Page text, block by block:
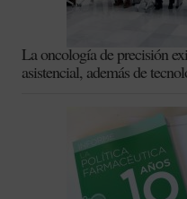
La oncología de precisión
asistencial, además de